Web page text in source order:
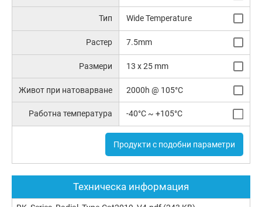
Тип Wide Temperature
Растер 7.5mm
Размери 13 x 25 mm
Живот при натоварване 2000h @ 105°C
Работна температура -40°C ~ +105°C
Продукти с подобни параметри
Техническа информация